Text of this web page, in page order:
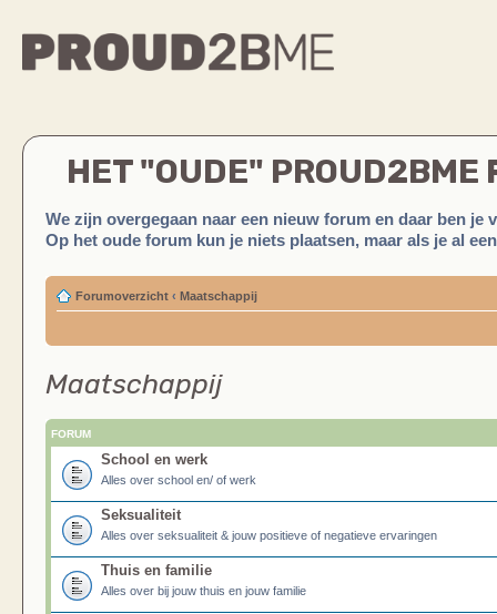
HET "OUDE" PROUD2BME
We zijn overgegaan naar een nieuw forum en daar ben je
Op het oude forum kun je niets plaatsen, maar als je al
Forumoverzicht ‹ Maatschappij
Maatschappij
FORUM
School en werk
Alles over school en/ of werk
Seksualiteit
Alles over seksualiteit & jouw positieve of negatieve ervaringen
Thuis en familie
Alles over bij jouw thuis en jouw familie